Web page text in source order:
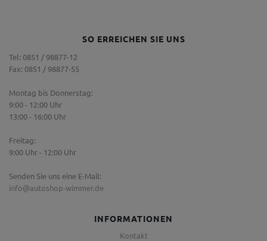
SO ERREICHEN SIE UNS
Tel: 0851 / 98877-12
Fax: 0851 / 98877-55
Montag bis Donnerstag:
9:00 - 12:00 Uhr
13:00 - 16:00 Uhr
Freitag:
9:00 Uhr - 12:00 Uhr
Senden Sie uns eine E-Mail:
info@autoshop-wimmer.de
INFORMATIONEN
Kontakt